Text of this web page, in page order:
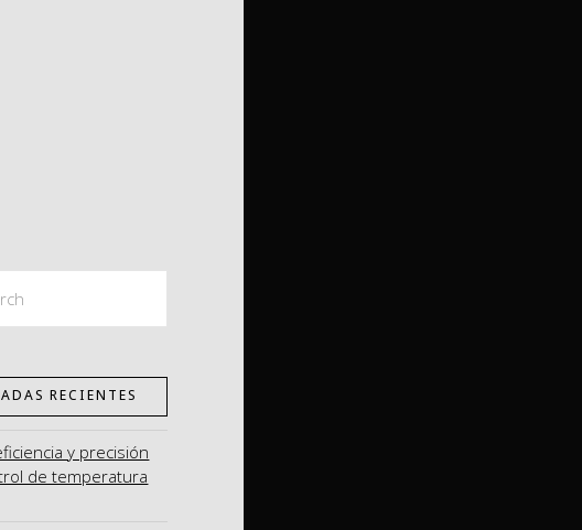
RECIENTES
y precisión
de temperatura